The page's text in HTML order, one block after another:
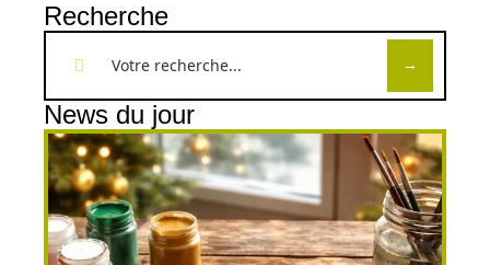
Recherche
News du jour